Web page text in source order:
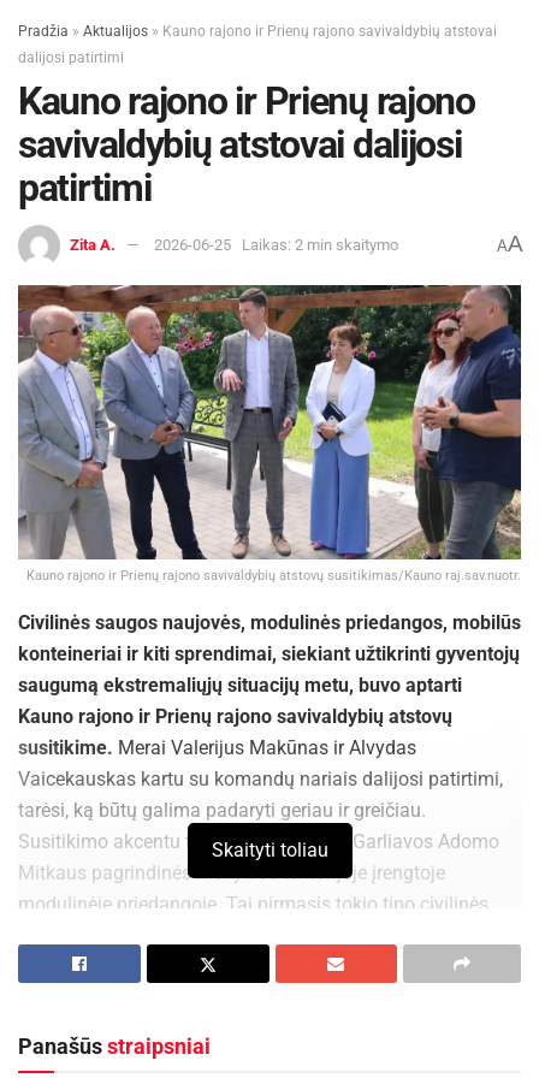
Pradžia » Aktualijos » Kauno rajono ir Prienų rajono savivaldybių atstovai
dalijosi patirtimi
Kauno rajono ir Prienų rajono
savivaldybių atstovai dalijosi
patirtimi
Zita A. 2026-06-25 Laikas: 2 min skaitymo AA
Kauno rajono ir Prienų rajono savivaldybių atstovų susitikimas/Kauno raj.sav.nuotr.
Civilinės saugos naujovės, modulinės priedangos, mobilūs
konteineriai ir kiti sprendimai, siekiant užtikrinti gyventojų
saugumą ekstremaliųjų situacijų metu, buvo aptarti
Kauno rajono ir Prienų rajono savivaldybių atstovų
susitikime. Merai Valerijus Makūnas ir Alvydas
Vaicekauskas kartu su komandų nariais dalijosi patirtimi,
tarėsi, ką būtų galima padaryti geriau ir greičiau.
Susitikimo akcentu tapo apsilankymas Garliavos Adomo
Mitkaus pagrindinės mokyklos teritorijoje įrengtoje
modulinėje priedangoje. Tai pirmasis tokio tipo civilinės
ekstremaliųjų situacijų metu. 100 kv. m bendro vidaus
įsilieja į aplinką, joje gali tilpti 100 suaugusiųjų, o vaikų –
Skaityti toliau
Panašūsstraipsniai